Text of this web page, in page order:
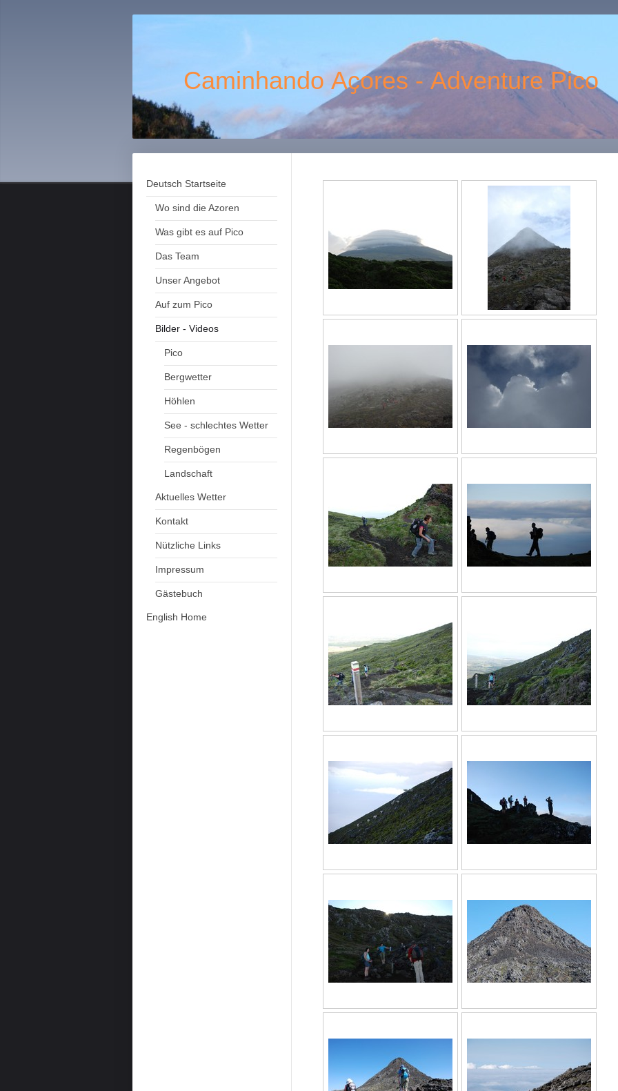
Caminhando Aҫores - Adventure Pico
Deutsch Startseite
Wo sind die Azoren
Was gibt es auf Pico
Das Team
Unser Angebot
Auf zum Pico
Bilder - Videos
Pico
Bergwetter
Höhlen
See - schlechtes Wetter
Regenbögen
Landschaft
Aktuelles Wetter
Kontakt
Nützliche Links
Impressum
Gästebuch
English Home